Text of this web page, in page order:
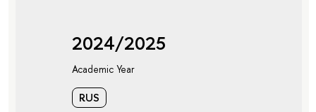
2024/2025
Academic Year
RUS